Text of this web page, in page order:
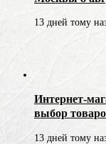
13 дней тому
Интернет-
выбор
13 дней тому